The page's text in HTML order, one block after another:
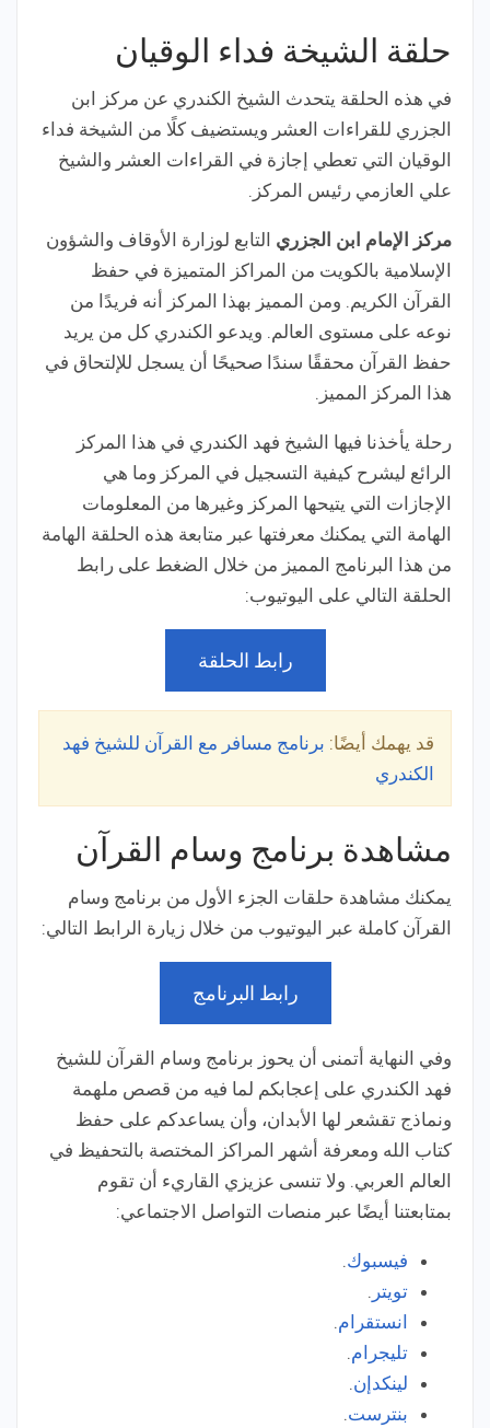
حلقة الشيخة فداء الوقيان
في هذه الحلقة يتحدث الشيخ الكندري عن مركز ابن
الجزري للقراءات العشر ويستضيف كلًا من الشيخة فداء
الوقيان التي تعطي إجازة في القراءات العشر والشيخ
علي العازمي رئيس المركز.
مركز الإمام ابن الجزري التابع لوزارة الأوقاف والشؤون
الإسلامية بالكويت من المراكز المتميزة في حفظ
القرآن الكريم. ومن المميز بهذا المركز أنه فريدًا من
نوعه على مستوى العالم. ويدعو الكندري كل من يريد
حفظ القرآن محققًا سندًا صحيحًا أن يسجل للإلتحاق في
هذا المركز المميز.
رحلة يأخذنا فيها الشيخ فهد الكندري في هذا المركز
الرائع ليشرح كيفية التسجيل في المركز وما هي
الإجازات التي يتيحها المركز وغيرها من المعلومات
الهامة التي يمكنك معرفتها عبر متابعة هذه الحلقة الهامة
من هذا البرنامج المميز من خلال الضغط على رابط
الحلقة التالي على اليوتيوب:
رابط الحلقة
قد يهمك أيضًا: برنامج مسافر مع القرآن للشيخ فهد
الكندري
مشاهدة برنامج وسام القرآن
يمكنك مشاهدة حلقات الجزء الأول من برنامج وسام
القرآن كاملة عبر اليوتيوب من خلال زيارة الرابط التالي:
رابط البرنامج
وفي النهاية أتمنى أن يحوز برنامج وسام القرآن للشيخ
فهد الكندري على إعجابكم لما فيه من قصص ملهمة
ونماذج تقشعر لها الأبدان، وأن يساعدكم على حفظ
كتاب الله ومعرفة أشهر المراكز المختصة بالتحفيظ في
العالم العربي. ولا تنسى عزيزي القاريء أن تقوم
بمتابعتنا أيضًا عبر منصات التواصل الاجتماعي:
فيسبوك.
تويتر .
انستقرام.
تليجرام.
لينكدإن.
بنترست.